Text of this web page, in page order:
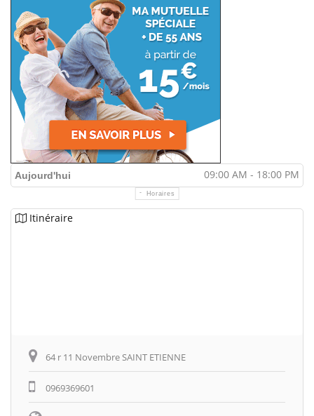
Aujourd'hui 09:00 AM - 18:00 PM
Horaires
Itinéraire
64 r 11 Novembre SAINT ETIENNE
0969369601